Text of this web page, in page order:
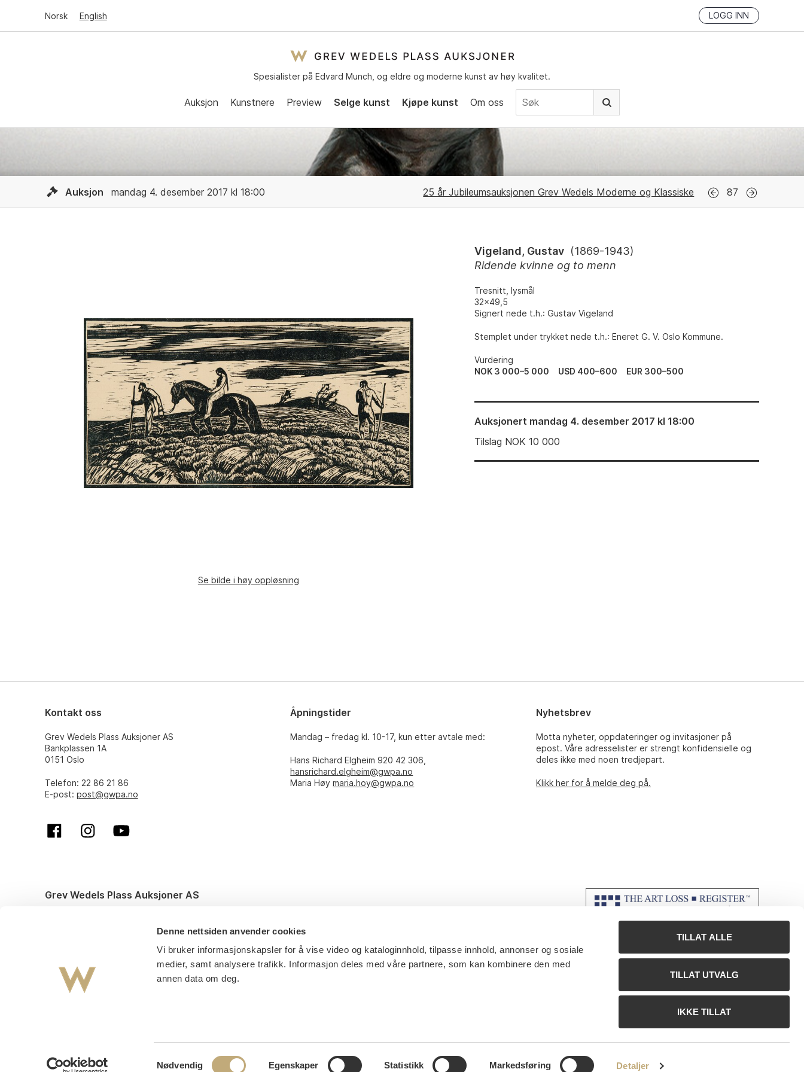
Denne nettsiden anvender cookies
Vi bruker informasjonskapsler for å vise video og kataloginnhold, tilpasse innhold, annonser og sosiale
medier, samt analysere trafikk. Informasjon deles med våre partnere, som kan kombinere den med
annen data om deg.
Samtykkevalg
Nødvendig Egenskaper Statistikk Markedsføring Detaljer
TILLAT ALLE
TILLAT UTVALG
IKKE TILLAT
Norsk English LOGG INN
Spesialister på Edvard Munch, og eldre og moderne kunst av høy kvalitet.
Auksjon Kunstnere Preview Selge kunst Kjøpe kunst Om oss
Auksjon mandag 4. desember 2017 kl 18:00 25 år Jubileumsauksjonen Grev Wedels Moderne og Klassiske 87
Se bilde i høy oppløsning
Vigeland, Gustav (1869-1943)
Ridende kvinne og to menn
Tresnitt, lysmål
32x49,5
Signert nede t.h.: Gustav Vigeland
Stemplet under trykket nede t.h.: Eneret G. V. Oslo Kommune.
Vurdering
NOK 3 000–5 000
USD 400–600 EUR 300–500
Auksjonert mandag 4. desember 2017 kl 18:00
Tilslag NOK10 000
Kontakt oss
Grev Wedels Plass Auksjoner AS
Bankplassen 1A
0151 Oslo
Telefon: 22 86 21 86
E-post: post@gwpa.no
Åpningstider
Mandag – fredag kl. 10-17, kun etter avtale med:
Hans Richard Elgheim 920 42 306,
hansrichard.elgheim@gwpa.no
Maria Høymaria.hoy@gwpa.no
Nyhetsbrev
Motta nyheter, oppdateringer og invitasjoner på
epost. Våre adresselister er strengt konfidensielle og
deles ikke med noen tredjepart.
Klikk her for å melde deg på.
Grev Wedels Plass Auksjoner AS